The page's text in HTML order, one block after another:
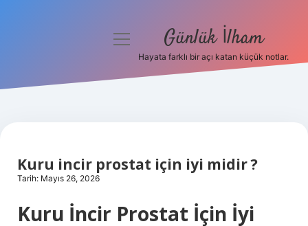
Hakkımızda
menüyü
Günlük İlham
Hayata farklı bir açı katan küçük notlar.
Kuru incir prostat için iyi midir ?
Tarih: Mayıs 26, 2026
Kuru İncir Prostat İçin İyi